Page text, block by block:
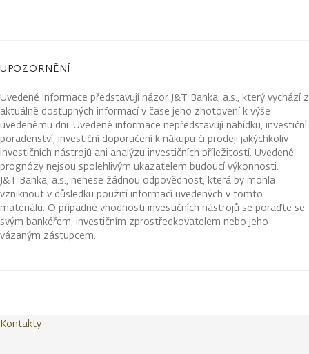
UPOZORNĚNÍ
Uvedené informace představují názor J&T Banka, a.s., který vychází z
aktuálně dostupných informací v čase jeho zhotovení k výše
uvedenému dni. Uvedené informace nepředstavují nabídku, investiční
poradenství, investiční doporučení k nákupu či prodeji jakýchkoliv
investičních nástrojů ani analýzu investičních příležitostí. Uvedené
prognózy nejsou spolehlivým ukazatelem budoucí výkonnosti.
J&T Banka, a.s., nenese žádnou odpovědnost, která by mohla
vzniknout v důsledku použití informací uvedených v tomto
materiálu. O případné vhodnosti investičních nástrojů se poraďte se
svým bankéřem, investičním zprostředkovatelem nebo jeho
vázaným zástupcem.
Kontakty